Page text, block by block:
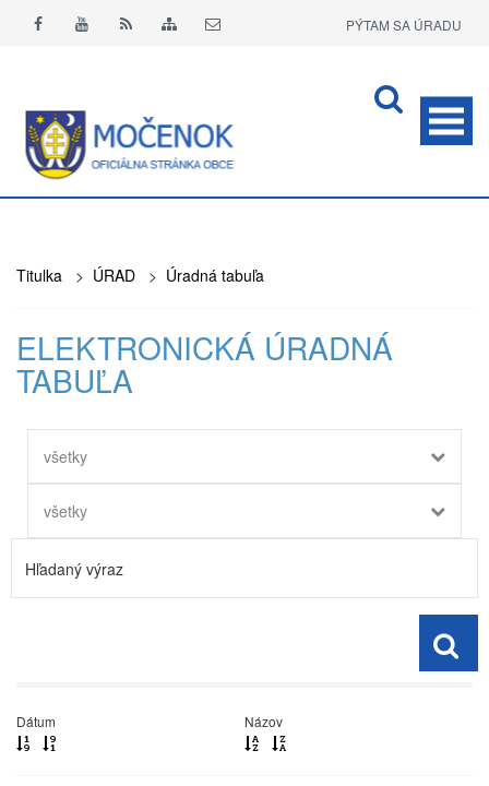
PÝTAM SA ÚRADU
Titulka > ÚRAD > Úradná tabuľa
ELEKTRONICKÁ ÚRADNÁ
TABUĽA
všetky
všetky
Dátum Názov